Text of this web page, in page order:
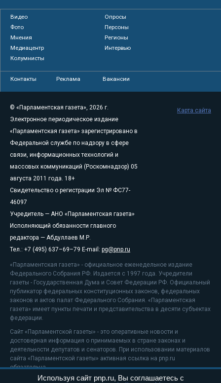
Видео
Опросы
Фото
Персоны
Мнения
Регионы
Медиацентр
Интервью
Колумнисты
Контакты Реклама Вакансии
© «Парламентская газета», 2026 г.
Электронное периодическое издание
«Парламентская газета» зарегистрировано в
Федеральной службе по надзору в сфере
связи, информационных технологий и
массовых коммуникаций (Роскомнадзор) 05
августа 2011 года. 18+
Свидетельство о регистрации Эл № ФС77-
46097
Учредитель — АНО «Парламентская газета»
Исполняющий обязанности главного
редактора — Абдуллаев М.Р.
Тел.: +7 (495) 637–69–79 E-mail: pg@pnp.ru
«Парламентская газета» - официальное еженедельное издание
Федерального Собрания РФ. Издается с 1997 года. Учредители
газеты - Государственная Дума и Совет Федерации РФ. Официальный
публикатор федеральных конституционных законов, федеральных
законов и актов палат Федерального Собрания. «Парламентская
газета» имеет пункты печати и представительства в десяти субъектах
федерации.
Сайт «Парламентской газеты» - это оперативные новости и
достоверная информация о принимаемых в стране законах и
деятельности депутатов и сенаторов. При использовании материалов
сайта «Парламентской газеты» активная ссылка на pnp.ru
обязательна.
На информационном ресурсе применяютсярекомендательные
Карта сайта
Используя сайт pnp.ru, Вы соглашаетесь с